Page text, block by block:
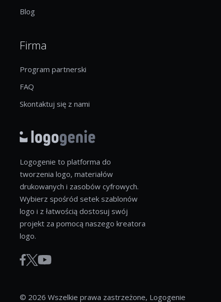
Blog
Firma
Program partnerski
FAQ
Skontaktuj się z nami
Logogenie to platforma do
tworzenia logo, materiałów
drukowanych i zasobów cyfrowych.
Wybierz spośród setek szablonów
logo i z łatwością dostosuj swój
projekt za pomocą naszego kreatora
logo.
© 2026 Wszelkie prawa zastrzeżone, Logogenie